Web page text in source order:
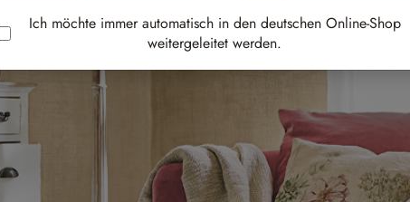
Ich möchte immer automatisch in den deutschen Online-Shop
weitergeleitet werden.